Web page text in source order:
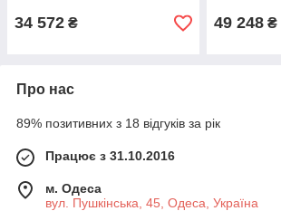
34 572 ₴ 49 248 ₴
Про нас
89% позитивних з 18 відгуків за рік
Працює з 31.10.2016
м. Одеса
вул. Пушкінська, 45, Одеса, Україна